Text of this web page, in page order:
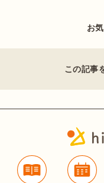
お
この記事